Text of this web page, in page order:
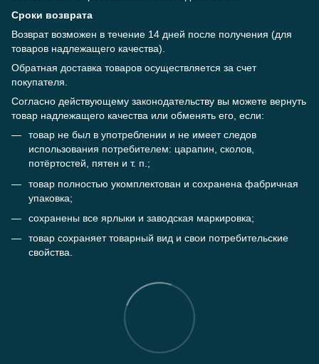
Сроки возврата
Возврат возможен в течение 14 дней после получения (для
товаров надлежащего качества).
Обратная доставка товаров осуществляется за счет
покупателя.
Согласно действующему законодательству вы можете вернуть
товар надлежащего качества или обменять его, если:
товар не был в употреблении и не имеет следов
использования потребителем: царапин, сколов,
потёртостей, пятен и т. п.;
товар полностью укомплектован и сохранена фабричная
упаковка;
сохранены все ярлыки и заводская маркировка;
товар сохраняет товарный вид и свои потребительские
свойства.